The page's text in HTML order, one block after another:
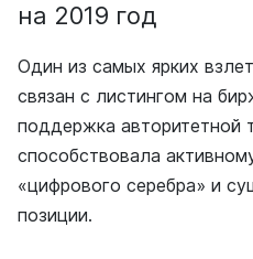
на 2019 год
Один из самых ярких
связан с листингом на
поддержка авторитетной
способствовала
«цифрового серебра» и
позиции.